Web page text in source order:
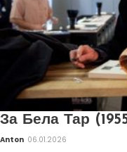
За Бела Тар
Anton 06.01.2026